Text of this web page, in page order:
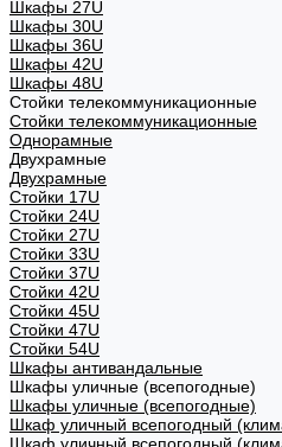
Шкафы 27U
Шкафы 30U
Шкафы 36U
Шкафы 42U
Шкафы 48U
Стойки телекоммуникационные
Стойки телекоммуникационные
Однорамные
Двухрамные
Двухрамные
Стойки 17U
Стойки 24U
Стойки 27U
Стойки 33U
Стойки 37U
Стойки 42U
Стойки 45U
Стойки 47U
Стойки 54U
Шкафы антивандальные
Шкафы уличные (всепогодные)
Шкафы уличные (всепогодные)
Шкаф уличный всепогодный